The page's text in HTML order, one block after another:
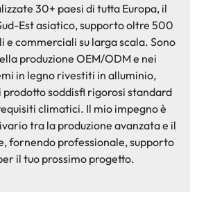
30+ paesi di tutta Europa, il
Est asiatico, supporto oltre 500
e commerciali su larga scala. Sono
produzione OEM/ODM e nei
in legno rivestiti in alluminio,
soddisfi rigorosi standard
climatici. Il mio impegno è
tra la produzione avanzata e il
fornendo professionale, supporto
il tuo prossimo progetto.